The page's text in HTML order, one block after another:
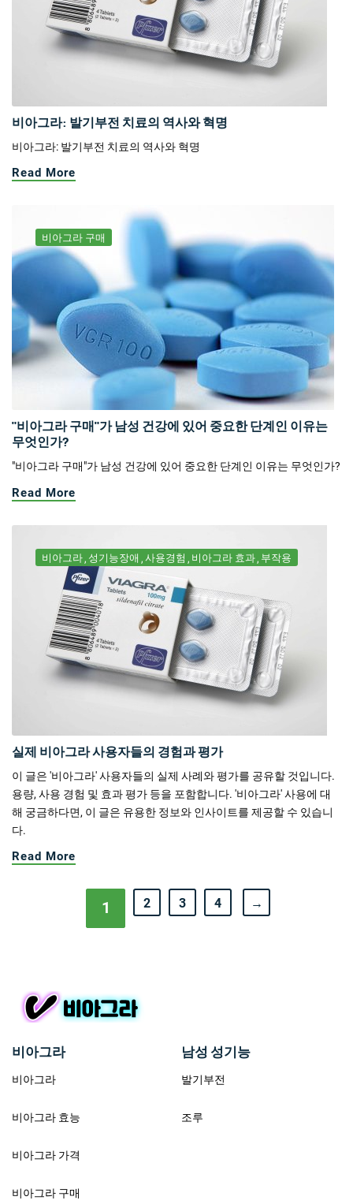
비아그라: 발기부전 치료의 역사와 혁명
비아그라: 발기부전 치료의 역사와 혁명
Read More
비아그라 구매
"비아그라 구매"가 남성 건강에 있어 중요한 단계인 이유는
무엇인가?
"비아그라 구매"가 남성 건강에 있어 중요한 단계인 이유는 무엇인가?
Read More
비아그라 성기능장애 사용경험 비아그라 효과 부작용
실제 비아그라 사용자들의 경험과 평가
이 글은 '비아그라' 사용자들의 실제 사례와 평가를 공유할 것입니다.
용량, 사용 경험 및 효과 평가 등을 포함합니다. '비아그라' 사용에 대
해 궁금하다면, 이 글은 유용한 정보와 인사이트를 제공할 수 있습니
다.
Read More
1 2 3 4 →
비아그라
비아그라
비아그라 효능
비아그라 가격
비아그라 구매
남성 성기능
발기부전
조루